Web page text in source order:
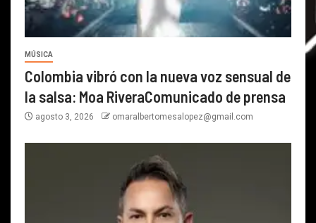
MÚSICA
Colombia vibró con la nueva voz sensual de
la salsa: Moa RiveraComunicado de prensa
agosto 3, 2026 omaralbertomesalopez@gmail.com